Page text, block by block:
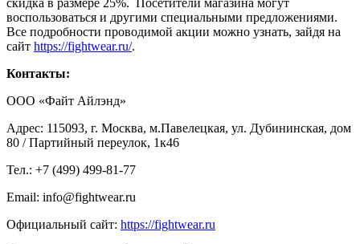
скидка в размере 25%. Посетители магазина могут
воспользоваться и другими специальными предложениями.
Все подробности проводимой акции можно узнать, зайдя на
сайт https://fightwear.ru/.
Контакты:
ООО «Файт Айлэнд»
Адрес: 115093, г. Москва, м.Павелецкая, ул. Дубининская, дом
80 / Партийный переулок, 1к46
Тел.: +7 (499) 499-81-77
Email: info@fightwear.ru
Официальный сайт: https://fightwear.ru